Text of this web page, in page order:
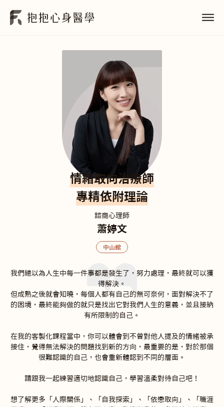
情緒取向治療師
專精依附理論
諮商心理師
蕭婷文
中山館
我們總以為人生中每一件事都是發生了，努力處理，最終就可以獲
得解決。
但成熟之後就會知曉，每個人都有自己的無可奈何，面對解決不了
的困境，最終能夠做的就只是找出它對我們人生的意義，並且接納
有所限制的自己。
在我的客製化課程當中，你可以體會到不曾對他人提及的情緒被承
接住，覺得無法解決的問題找到新的方向，最重要的是，對於那個
很難認識的自己，也會重新體認到不同的層面。
請跟我一起練習適切地認識自己，學習溫柔對待自己吧！
想了解更多「人際關係」、「自我探索」、「依戀取向」、「職涯